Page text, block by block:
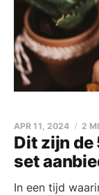
Dit zijn de
set
APR 11, 2024 2
In een tijd